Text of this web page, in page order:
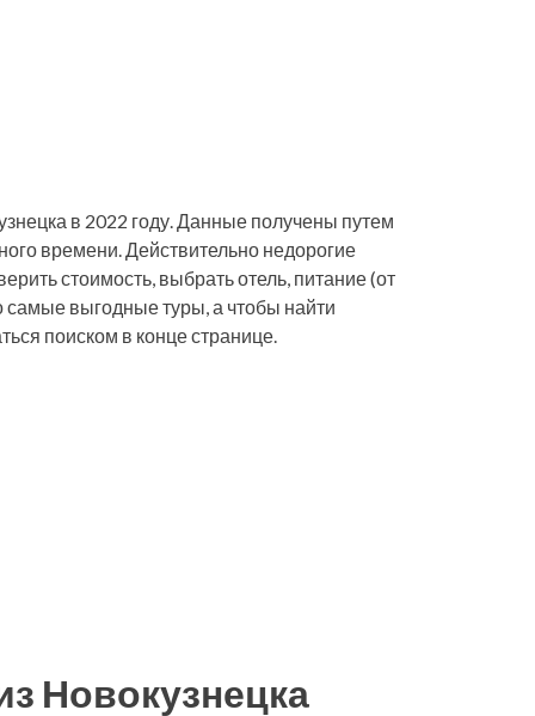
в 2022 году. Данные получены путем
времени. Действительно недорогие
стоимость, выбрать отель, питание (от
самые выгодные туры, а чтобы найти
поиском в конце странице.
Новокузнецка